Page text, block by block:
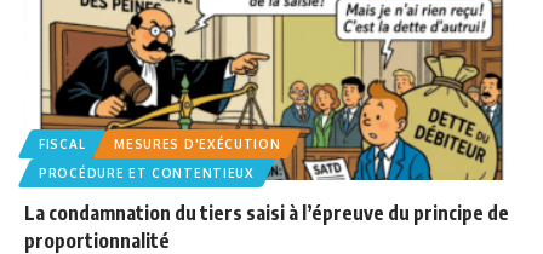
FISCAL
MESURES D'EXÉCUTION
PROCÉDURE ET CONTENTIEUX
La condamnation du tiers saisi à l’épreuve du principe de
proportionnalité